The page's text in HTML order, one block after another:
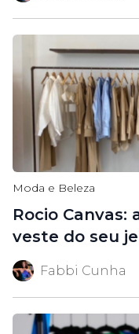
Moda e Beleza
Rocio
veste do seu
Fabbi Cunha